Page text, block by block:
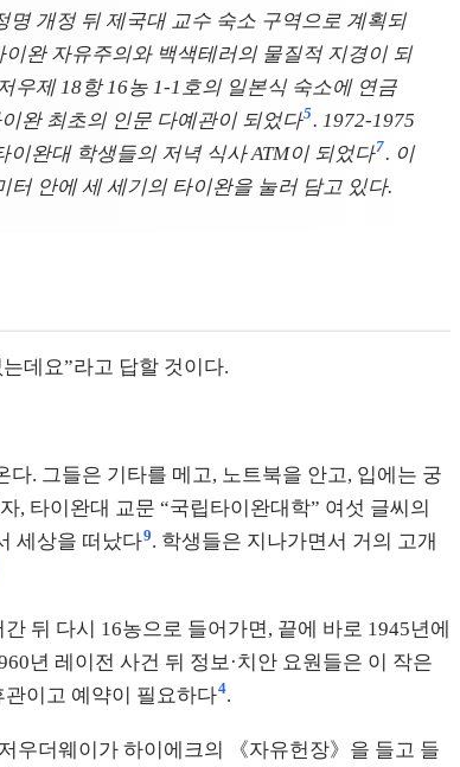
개정 뒤 제국대 교수 숙소 구역으로 계획되
완 자유주의와 백색테러의 물질적 지경이 되
우제 18항 16농 1-1호의 일본식 숙소에 연금
완 최초의 인문 다예관이 되었다5. 1972-1975
완대 학생들의 저녁 식사 ATM이 되었다7. 이
안에 세 세기의 타이완을 눌러 담고 있다.
데요”라고 답할 것이다.
. 그들은 기타를 메고, 노트북을 안고, 입에는 궁
, 타이완대 교문 “국립타이완대학” 여섯 글씨의
세상을 떠났다9. 학생들은 지나가면서 거의 고개
뒤 다시 16농으로 들어가면, 끝에 바로 1945년에
년 레이전 사건 뒤 정보·치안 요원들은 이 작은
이고 예약이 필요하다4.
우더웨이가 하이에크의 《자유헌장》을 들고 들